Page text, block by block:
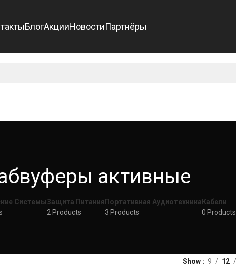
БлогАкцииНовостиПартнёры
активные
СистемыЗащита Питания
2 Products
Портативная Аудиотехника
3 Products
Кабели
0 Products
Show 9 12